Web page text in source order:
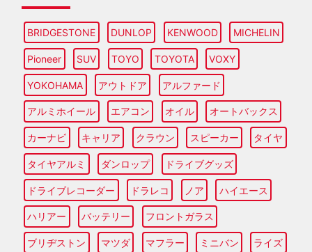
BRIDGESTONE DUNLOP KENWOOD MICHELIN
Pioneer SUV TOYO TOYOTA VOXY
YOKOHAMA アウトドア アルファード
アルミホイール エアコン オイル オートバックス
カーナビ キャリア クラウン スピーカー タイヤ
タイヤアルミ ダンロップ ドライブグッズ
ドライブレコーダー ドラレコ ノア ハイエース
ハリアー バッテリー フロントガラス
ブリヂストン マツダ マフラー ミニバン ライズ